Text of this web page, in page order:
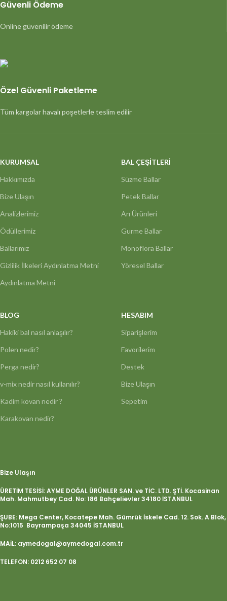
Güvenli Ödeme
Online güvenilir ödeme
Özel Güvenli Paketleme
Tüm kargolar havalı poşetlerle teslim edilir
KURUMSAL
Hakkımızda
Bize Ulaşın
Analizlerimiz
Ödüllerimiz
Ballarımız
Gizlilik İlkeleri Aydınlatma Metni
Aydınlatma Metni
BAL ÇEŞİTLERİ
Süzme Ballar
Petek Ballar
Arı Ürünleri
Gurme Ballar
Monoflora Ballar
Yöresel Ballar
BLOG
Hakiki bal nasıl anlaşılır?
Polen nedir?
Perga nedir?
v-mix nedir nasıl kullanılır?
Kadim kovan nedir ?
Karakovan nedir?
HESABIM
Siparişlerim
Favorilerim
Destek
Bize Ulaşın
Sepetim
Bize Ulaşın
ÜRETİM TESİSİ: AYME DOĞAL ÜRÜNLER SAN. ve TİC. LTD. ŞTİ. Kocasinan
Mah. Mahmutbey Cad. No: 186 Bahçelievler 34180 İSTANBUL
ŞUBE: Mega Center, Kocatepe Mah. Gümrük İskele Cad. 12. Sok. A Blok,
No:1015 Bayrampaşa 34045 İSTANBUL
MAİL: aymedogal@aymedogal.com.tr
TELEFON: 0212 652 07 08